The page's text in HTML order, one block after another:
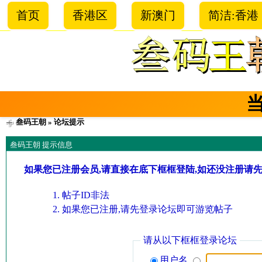
首页 香港区 新澳门 简洁:香港
叁码王朝 » 论坛提示
叁码王朝 提示信息
如果您已注册会员,请直接在底下框框登陆,如还没注册请
帖子ID非法
如果您已注册,请先登录论坛即可游览帖子
请从以下框框登录论坛
用户名